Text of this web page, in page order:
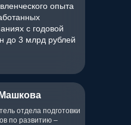
опыта
с годовой
до 3 млрд рублей
отдела подготовки
по развитию –